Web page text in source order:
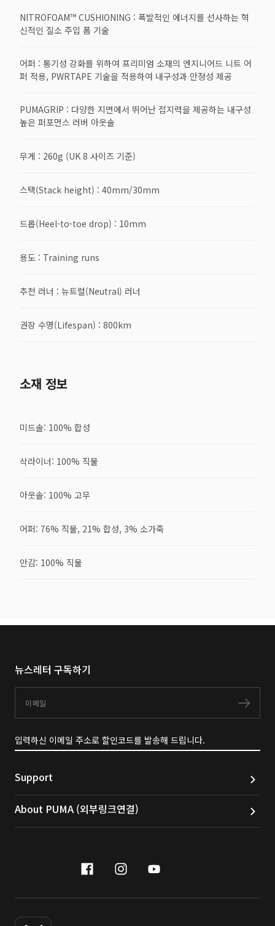
NITROFOAM™ CUSHIONING : 폭발적인 에너지를 선사하는 혁
신적인 질소 주입 폼 기술
어퍼 : 통기성 강화를 위하여 프리미엄 소재의 엔지니어드 니트 어
퍼 적용, PWRTAPE 기술을 적용하여 내구성과 안정성 제공
PUMAGRIP : 다양한 지면에서 뛰어난 접지력을 제공하는 내구성
높은 퍼포먼스 러버 아웃솔
무게 : 260g (UK 8 사이즈 기준)
스택(Stack height) : 40mm/30mm
드롭(Heel-to-toe drop) : 10mm
용도 : Training runs
추천 러너 : 뉴트럴(Neutral) 러너
권장 수명(Lifespan) : 800km
소재 정보
미드솔: 100% 합성
삭라이너: 100% 직물
아웃솔: 100% 고무
어퍼: 76% 직물, 21% 합성, 3% 소가죽
안감: 100% 직물
뉴스레터 구독하기
구독
입력하신 이메일 주소로 할인코드를 발송해 드립니다.
Support
About PUMA (외부링크연결)
facebook
instagram
youtube